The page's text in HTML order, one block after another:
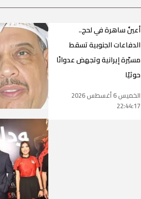
أعينٌ ساهرة في لحج..
الدفاعات الجنوبية تسقط
مسيّرة إيرانية وتجهض عدوانًا
حوثيًا
الخميس 6 أغسطس 2026
22:44:17